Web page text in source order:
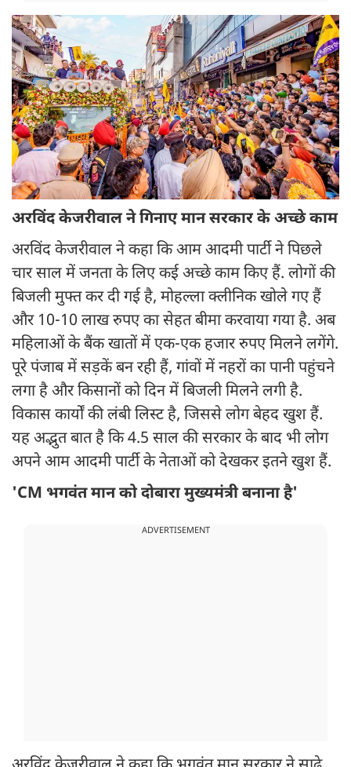
अरविंद केजरीवाल ने गिनाए मान सरकार के अच्छे काम
अरविंद केजरीवाल ने कहा कि आम आदमी पार्टी ने पिछले
चार साल में जनता के लिए कई अच्छे काम किए हैं. लोगों की
बिजली मुफ्त कर दी गई है, मोहल्ला क्लीनिक खोले गए हैं
और 10-10 लाख रुपए का सेहत बीमा करवाया गया है. अब
महिलाओं के बैंक खातों में एक-एक हजार रुपए मिलने लगेंगे.
पूरे पंजाब में सड़कें बन रही हैं, गांवों में नहरों का पानी पहुंचने
लगा है और किसानों को दिन में बिजली मिलने लगी है.
विकास कार्यों की लंबी लिस्ट है, जिससे लोग बेहद खुश हैं.
यह अद्भुत बात है कि 4.5 साल की सरकार के बाद भी लोग
अपने आम आदमी पार्टी के नेताओं को देखकर इतने खुश हैं.
'CM भगवंत मान को दोबारा मुख्यमंत्री बनाना है'
ADVERTISEMENT